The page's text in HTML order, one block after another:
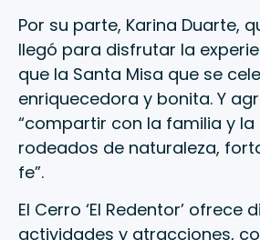
Por su parte, Karina Duarte,
llegó para disfrutar la
que la Santa Misa que se
enriquecedora y bonita. Y
“compartir con la familia y
rodeados de naturaleza,
fe”.
El Cerro ‘El Redentor’ ofrece
actividades y atracciones,